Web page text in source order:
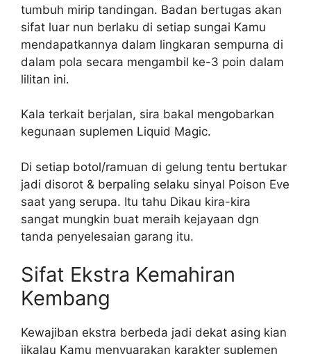
tumbuh mirip tandingan. Badan bertugas akan
sifat luar nun berlaku di setiap sungai Kamu
mendapatkannya dalam lingkaran sempurna di
dalam pola secara mengambil ke-3 poin dalam
lilitan ini.
Kala terkait berjalan, sira bakal mengobarkan
kegunaan suplemen Liquid Magic.
Di setiap botol/ramuan di gelung tentu bertukar
jadi disorot & berpaling selaku sinyal Poison Eve
saat yang serupa. Itu tahu Dikau kira-kira
sangat mungkin buat meraih kejayaan dgn
tanda penyelesaian garang itu.
Sifat Ekstra Kemahiran
Kembang
Kewajiban ekstra berbeda jadi dekat asing kian
jikalau Kamu menyuarakan karakter suplemen